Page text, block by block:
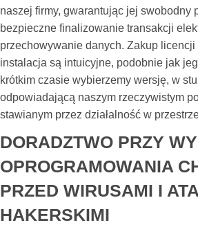
naszej firmy, gwarantując jej swobodny
bezpieczne finalizowanie transakcji
przechowywanie danych. Zakup
instalacja są intuicyjne, podobnie jak
krótkim czasie wybierzemy wersję, w
odpowiadającą naszym rzeczywistym
stawianym przez działalność w
DORADZTWO PRZY
OPROGRAMOWANIA
PRZED WIRUSAMI I
HAKERSKIMI